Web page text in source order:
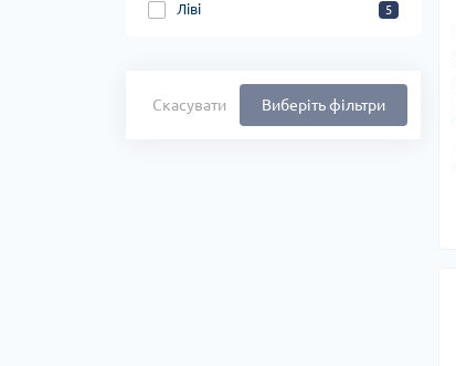
Ліві 5
Скасувати Виберіть фільтри